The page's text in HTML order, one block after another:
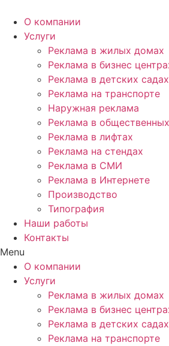
содержимому
О компании
Услуги
Реклама в жилых домах
Реклама в бизнес
Реклама в детских садах
Реклама на транспорте
Наружная реклама
Реклама в
Реклама в лифтах
Реклама на стендах
Реклама в СМИ
Реклама в Интернете
Производство
Типография
Наши работы
Контакты
Menu
О компании
Услуги
Реклама в жилых домах
Реклама в бизнес
Реклама в детских садах
Реклама на транспорте